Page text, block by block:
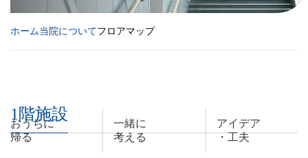
おうちに
帰る
一緒に
考える
アイデア
・工夫
ホーム当院についてフロアマップ
1階施設